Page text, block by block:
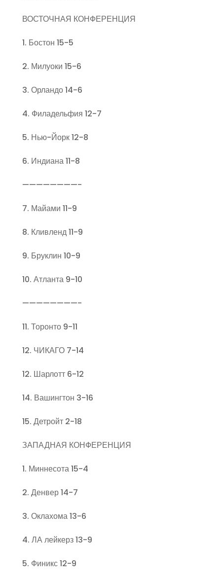
ВОСТОЧНАЯ КОНФЕРЕНЦИЯ
1. Бостон 15-5
2. Милуоки 15-6
3. Орландо 14-6
4. Филадельфия 12-7
5. Нью-Йорк 12-8
6. Индиана 11-8
————————-
7. Майами 11-9
8. Кливленд 11-9
9. Бруклин 10-9
10. Атланта 9-10
————————-
11. Торонто 9-11
12. ЧИКАГО 7-14
12. Шарлотт 6-12
14. Вашингтон 3-16
15. Детройт 2-18
ЗАПАДНАЯ КОНФЕРЕНЦИЯ
1. Миннесота 15-4
2. Денвер 14-7
3. Оклахома 13-6
4. ЛА лейкерз 13-9
5. Финикс 12-9